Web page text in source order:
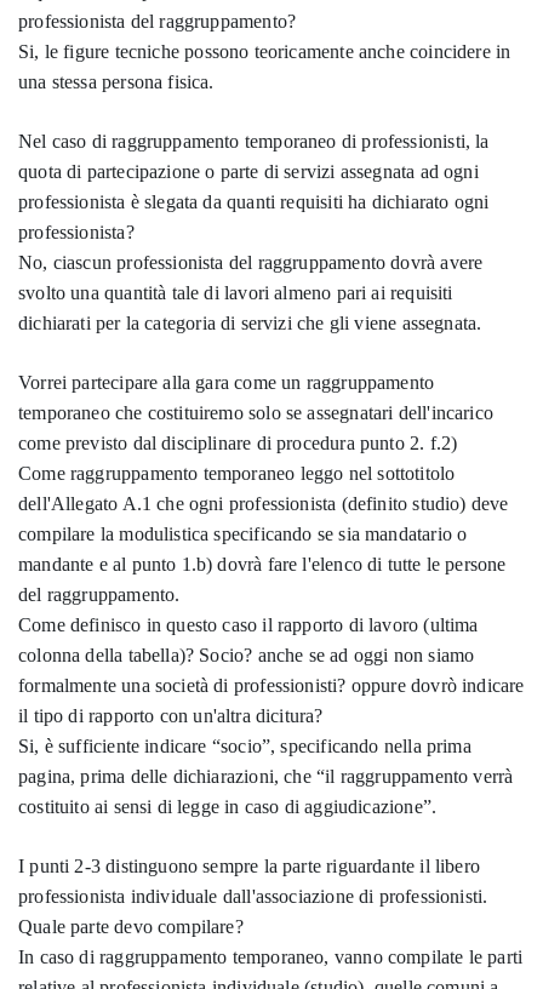
professionista del raggruppamento?
Si, le figure tecniche possono teoricamente anche coincidere in
una stessa persona fisica.
Nel caso di raggruppamento temporaneo di professionisti, la
quota di partecipazione o parte di servizi assegnata ad ogni
professionista è slegata da quanti requisiti ha dichiarato ogni
professionista?
No, ciascun professionista del raggruppamento dovrà avere
svolto una quantità tale di lavori almeno pari ai requisiti
dichiarati per la categoria di servizi che gli viene assegnata.
Vorrei partecipare alla gara come un raggruppamento
temporaneo che costituiremo solo se assegnatari dell'incarico
come previsto dal disciplinare di procedura punto 2. f.2)
Come raggruppamento temporaneo leggo nel sottotitolo
dell'Allegato A.1 che ogni professionista (definito studio) deve
compilare la modulistica specificando se sia mandatario o
mandante e al punto 1.b) dovrà fare l'elenco di tutte le persone
del raggruppamento.
Come definisco in questo caso il rapporto di lavoro (ultima
colonna della tabella)? Socio? anche se ad oggi non siamo
formalmente una società di professionisti? oppure dovrò indicare
il tipo di rapporto con un'altra dicitura?
Si, è sufficiente indicare “socio”, specificando nella prima
pagina, prima delle dichiarazioni, che “il raggruppamento verrà
costituito ai sensi di legge in caso di aggiudicazione”.
I punti 2-3 distinguono sempre la parte riguardante il libero
professionista individuale dall'associazione di professionisti.
Quale parte devo compilare?
In caso di raggruppamento temporaneo, vanno compilate le parti